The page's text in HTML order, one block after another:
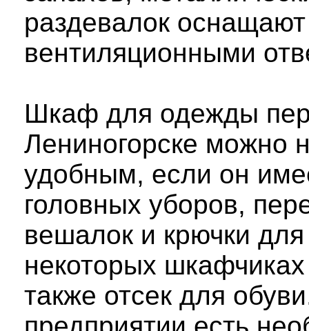
раздевалок
вентиляционными
Шкаф для одежды
Лениногорске можно
удобным, если он
головных уборов,
вешалок и крючки
некоторых
также отсек для